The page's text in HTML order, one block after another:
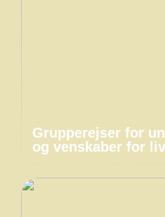
Grupperejser for
og venskaber for